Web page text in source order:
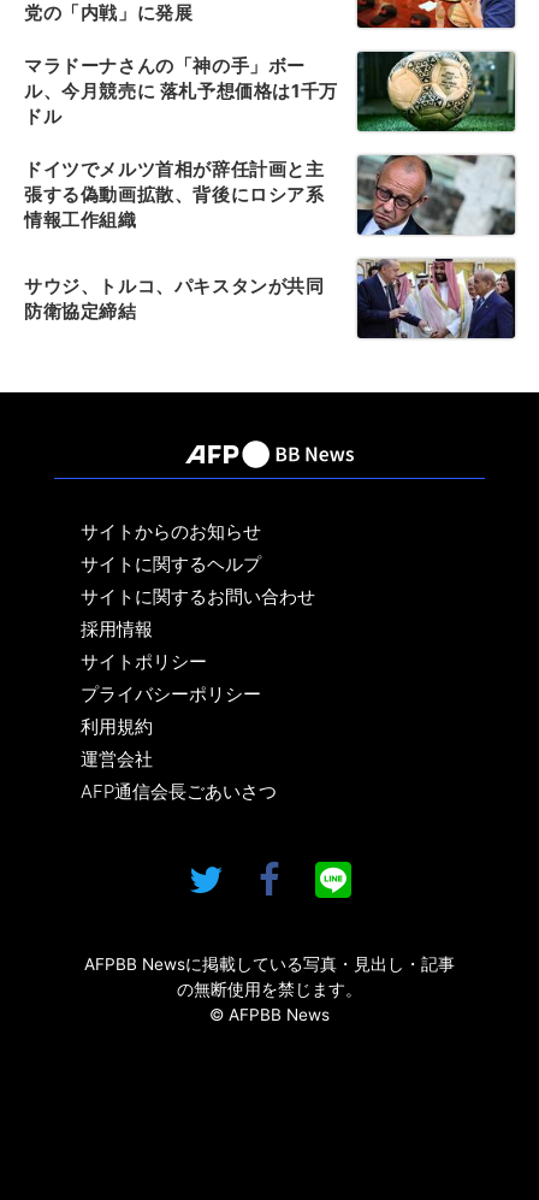
党の「内戦」に発展
マラドーナさんの「神の手」ボー
ル、今月競売に 落札予想価格は1千万
ドル
ドイツでメルツ首相が辞任計画と主
張する偽動画拡散、背後にロシア系
情報工作組織
サウジ、トルコ、パキスタンが共同
防衛協定締結
サイトからのお知らせ
サイトに関するヘルプ
サイトに関するお問い合わせ
採用情報
サイトポリシー
プライバシーポリシー
利用規約
運営会社
AFP通信会長ごあいさつ
AFPBB Newsに掲載している写真・見出し・記事
の無断使用を禁じます。
© AFPBB News